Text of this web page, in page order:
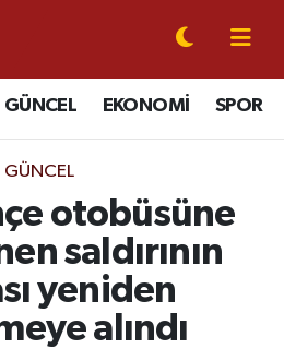
GÜNCEL EKONOMİ SPOR
GÜNCEL
otobüsüne
saldırının
yeniden
alındı
Eczaneler
Durumu
Yoğunluk Haritası
ve Fikstür